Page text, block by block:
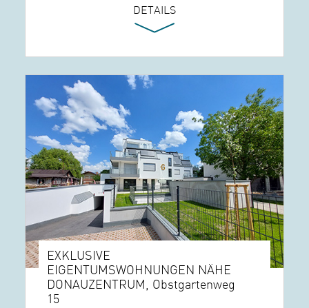
DETAILS
EXKLUSIVE
EIGENTUMSWOHNUNGEN NÄHE
DONAUZENTRUM, Obstgartenweg
15